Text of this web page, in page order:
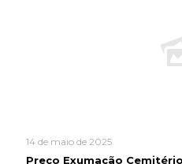
14 de maio de 2025
Preço Exumação